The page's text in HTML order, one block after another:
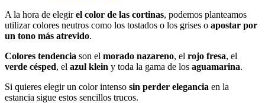
A la hora de elegirel color de las cortinas, podemos planteamos
utilizar colores neutros como los tostados o los grises o apostar por
un tono más atrevido.
Colores tendencia son el morado nazareno, el rojo fresa, el
verde césped, el azul klein y toda la gama de los aguamarina.
Si quieres elegir un color intenso sin perder elegancia en la
estancia sigue estos sencillos trucos.